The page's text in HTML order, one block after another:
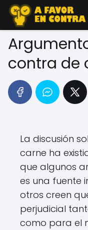
contra de
La discusión
carne ha
que algunos
es una fuente
otros creen
perjudicial
como para el